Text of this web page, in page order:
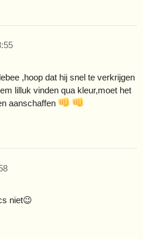
,hoop dat hij snel te verkrijgen
lilluk vinden qua kleur,moet het
aanschaffen
niet😉